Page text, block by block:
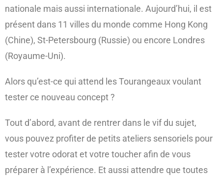
nationale mais aussi internationale. Aujourd’hui, il est
présent dans 11 villes du monde comme Hong Kong
(Chine), St-Petersbourg (Russie) ou encore Londres
(Royaume-Uni).
Alors qu’est-ce qui attend les Tourangeaux voulant
tester ce nouveau concept ?
Tout d’abord, avant de rentrer dans le vif du sujet,
vous pouvez profiter de petits ateliers sensoriels pour
tester votre odorat et votre toucher afin de vous
préparer à l’expérience. Et aussi attendre que toutes